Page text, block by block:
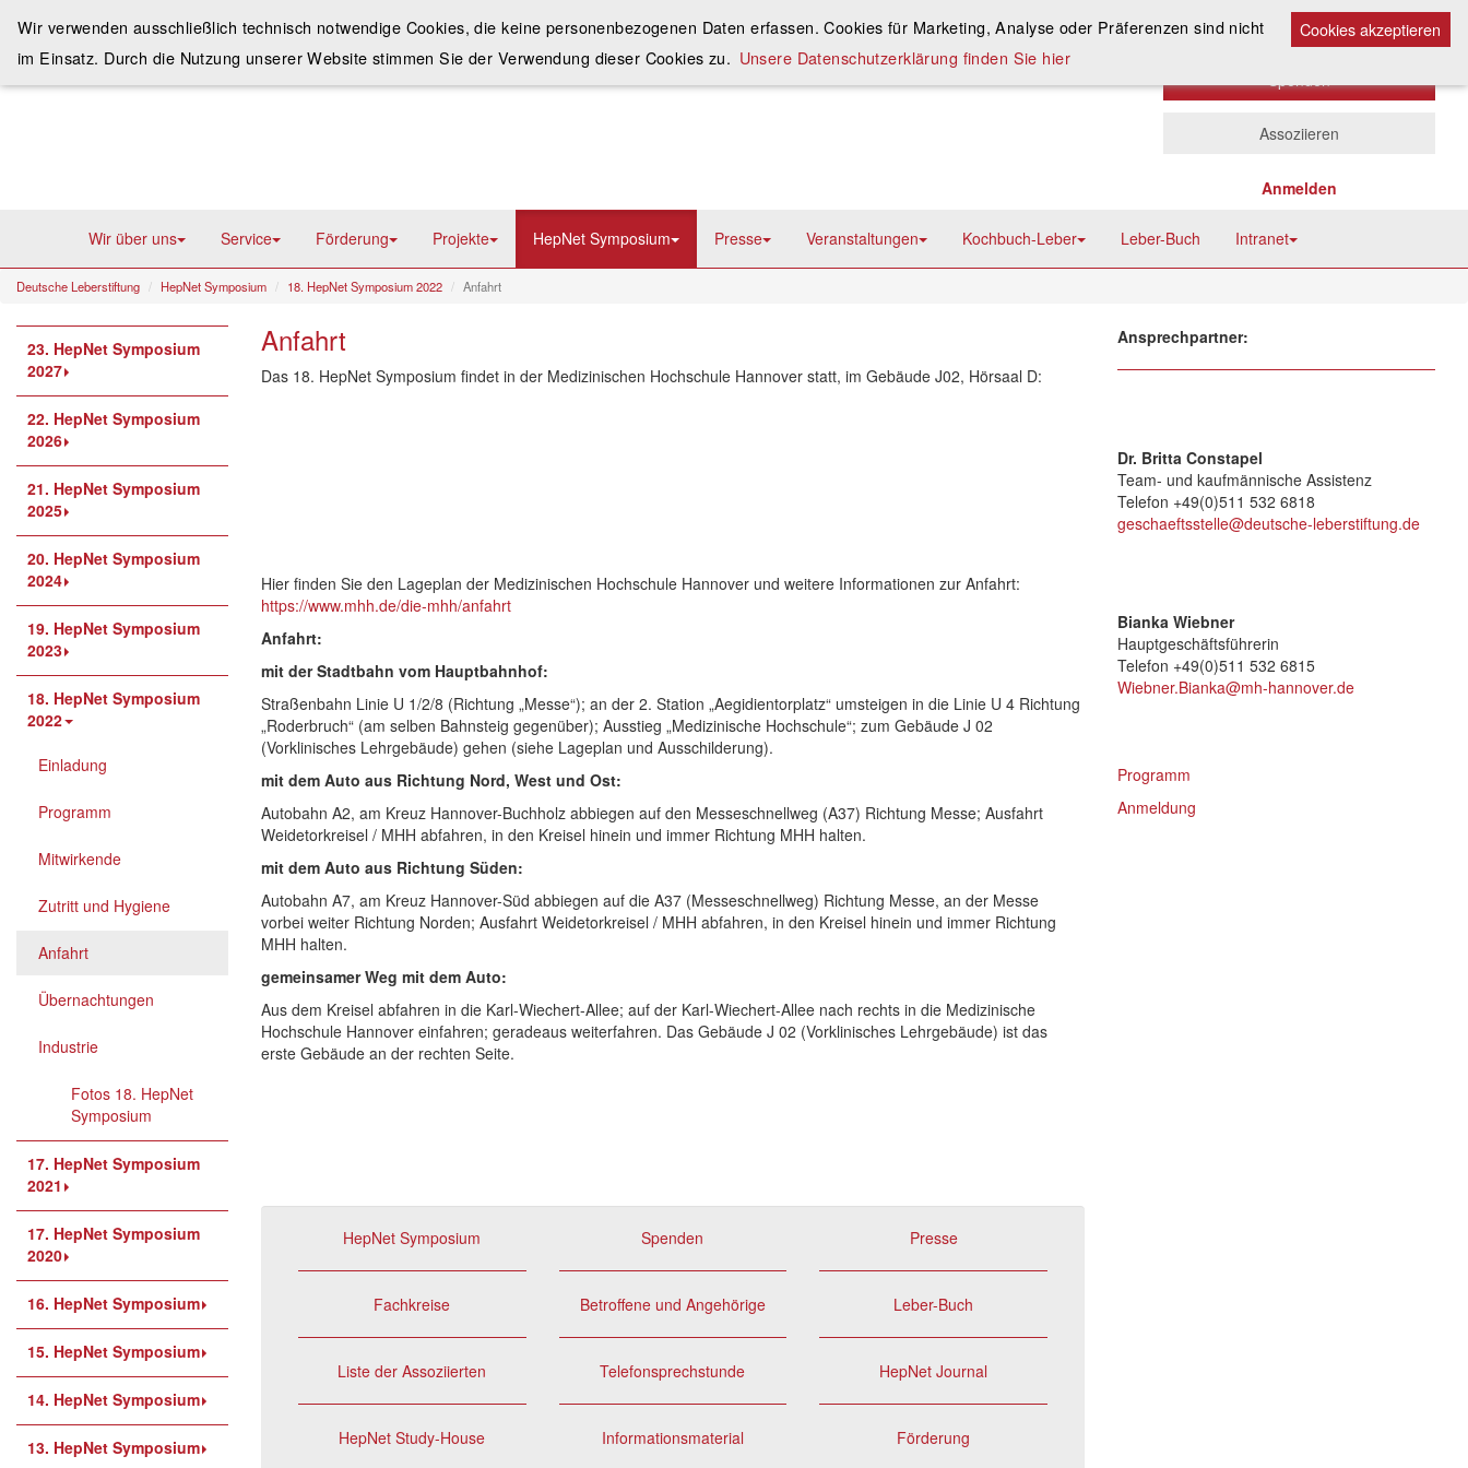
Kontakt AAA
Spenden
Assoziieren
Anmelden
Wir über uns Service Förderung Projekte HepNet Symposium Presse Veranstaltungen Kochbuch-Leber Leber-Buch Intranet
Deutsche Leberstiftung HepNet Symposium 18. HepNet Symposium 2022 Anfahrt
23. HepNet Symposium
2027
22. HepNet Symposium
2026
21. HepNet Symposium
2025
20. HepNet Symposium
2024
19. HepNet Symposium
2023
18. HepNet Symposium
2022
Einladung
Programm
Mitwirkende
Zutritt und Hygiene
Anfahrt
Übernachtungen
Industrie
Fotos 18. HepNet
Symposium
17. HepNet Symposium
2021
17. HepNet Symposium
2020
16. HepNet Symposium
15. HepNet Symposium
14. HepNet Symposium
13. HepNet Symposium
Anfahrt
Das 18. HepNet Symposium findet in der Medizinischen Hochschule Hannover statt, im Gebäude J02, Hörsaal D:
Hier finden Sie den Lageplan der Medizinischen Hochschule Hannover und weitere Informationen zur Anfahrt:
https://www.mhh.de/die-mhh/anfahrt
Anfahrt:
mit der Stadtbahn vom Hauptbahnhof:
Straßenbahn Linie U 1/2/8 (Richtung „Messe“); an der 2. Station „Aegidientorplatz“ umsteigen in die Linie U 4 Richtung
„Roderbruch“ (am selben Bahnsteig gegenüber); Ausstieg „Medizinische Hochschule“; zum Gebäude J 02
(Vorklinisches Lehrgebäude) gehen (siehe Lageplan und Ausschilderung).
mit dem Auto aus Richtung Nord, West und Ost:
Autobahn A2, am Kreuz Hannover-Buchholz abbiegen auf den Messeschnellweg (A37) Richtung Messe; Ausfahrt
Weidetorkreisel / MHH abfahren, in den Kreisel hinein und immer Richtung MHH halten.
mit dem Auto aus Richtung Süden:
Autobahn A7, am Kreuz Hannover-Süd abbiegen auf die A37 (Messeschnellweg) Richtung Messe, an der Messe
vorbei weiter Richtung Norden; Ausfahrt Weidetorkreisel / MHH abfahren, in den Kreisel hinein und immer Richtung
MHH halten.
gemeinsamer Weg mit dem Auto:
Aus dem Kreisel abfahren in die Karl-Wiechert-Allee; auf der Karl-Wiechert-Allee nach rechts in die Medizinische
Hochschule Hannover einfahren; geradeaus weiterfahren. Das Gebäude J 02 (Vorklinisches Lehrgebäude) ist das
erste Gebäude an der rechten Seite.
HepNet Symposium
Fachkreise
Liste der Assoziierten
HepNet Study-House
Spenden
Betroffene und Angehörige
Telefonsprechstunde
Informationsmaterial
Presse
Leber-Buch
HepNet Journal
Förderung
Ansprechpartner:
Dr. Britta Constapel
Team- und kaufmännische Assistenz
Telefon +49(0)511 532 6818
geschaeftsstelle@deutsche-leberstiftung.de
Bianka Wiebner
Hauptgeschäftsführerin
Telefon +49(0)511 532 6815
Wiebner.Bianka@mh-hannover.de
Programm
Anmeldung
Cookies akzeptieren
Wir verwenden ausschließlich technisch notwendige Cookies, die keine personenbezogenen Daten erfassen. Cookies für Marketing, Analyse oder Präferenzen sind nicht
im Einsatz. Durch die Nutzung unserer Website stimmen Sie der Verwendung dieser Cookies zu. Unsere Datenschutzerklärung finden Sie hier